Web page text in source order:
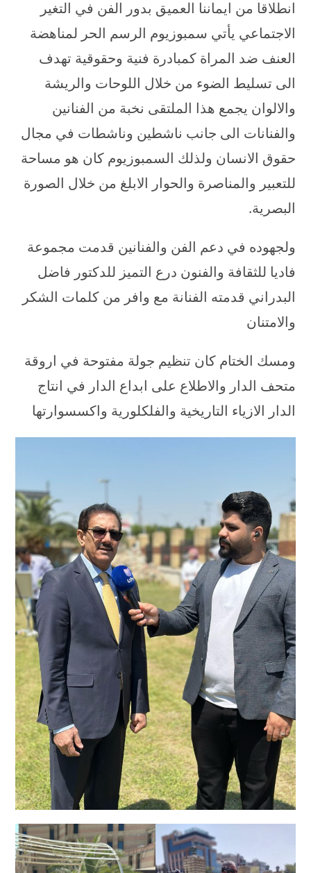
انطلاقا من ايماننا العميق بدور الفن في التغير
الاجتماعي يأتي سمبوزيوم الرسم الحر لمناهضة
العنف ضد المراة كمبادرة فنية وحقوقية تهدف
الى تسليط الضوء من خلال اللوحات والريشة
والالوان يجمع هذا الملتقى نخبة من الفنانين
والفنانات الى جانب ناشطين وناشطات في مجال
حقوق الانسان ولذلك السمبوزيوم كان هو مساحة
للتعبير والمناصرة والحوار الابلغ من خلال الصورة
البصرية.
ولجهوده في دعم الفن والفنانين قدمت مجموعة
فاديا للثقافة والفنون درع التميز للدكتور فاضل
البدراني قدمته الفنانة مع وافر من كلمات الشكر
والامتنان
ومسك الختام كان تنظيم جولة مفتوحة في اروقة
متحف الدار والاطلاع على ابداع الدار في انتاج
الدار الازياء التاريخية والفلكلورية واكسسوارتها